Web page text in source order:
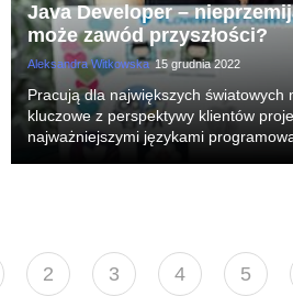
Java Developer –
może zawód przyszłości?
Aleksandra Witkowska 15 grudnia 2022
Pracują dla największych światowych
kluczowe z perspektywy klientów
najważniejszymi językami
2 3 4 5